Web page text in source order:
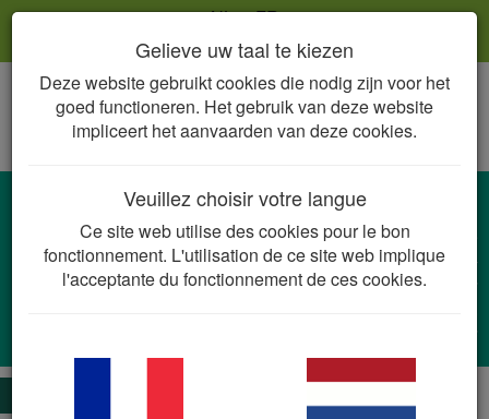
NL FR
Anaalzakabcessen
Mengcultuur van commensale
darmmicrobiota (Gram-positieve en Gram-
negatieve kiemen, anaëroben)Bacillus
Enterococcus faecalis
Gelieve uw taal te kiezen
Deze website gebruikt cookies die nodig zijn voor het
goed functioneren. Het gebruik van deze website
impliceert het aanvaarden van deze cookies.
Veuillez choisir votre langue
Ce site web utilise des cookies pour le bon
fonctionnement. L'utilisation de ce site web implique
l'acceptante du fonctionnement de ces cookies.